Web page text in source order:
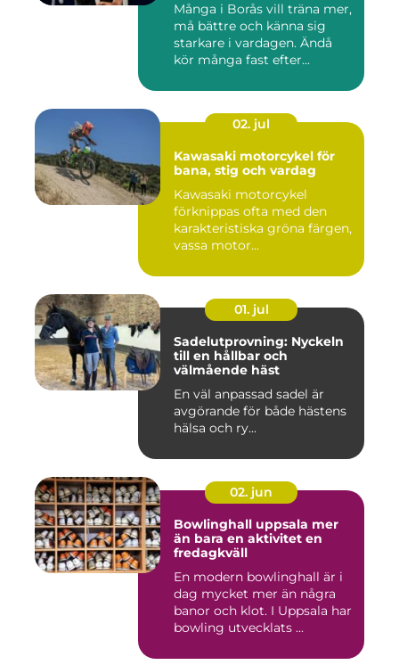
Många i Borås vill träna mer,
må bättre och känna sig
starkare i vardagen. Ändå
kör många fast efter...
02. jul
Kawasaki motorcykel för
bana, stig och vardag
Kawasaki motorcykel
förknippas ofta med den
karakteristiska gröna färgen,
vassa motor...
01. jul
Sadelutprovning: Nyckeln
till en hållbar och
välmående häst
En väl anpassad sadel är
avgörande för både hästens
hälsa och ry...
02. jun
Bowlinghall uppsala mer
än bara en aktivitet en
fredagkväll
En modern bowlinghall är i
dag mycket mer än några
banor och klot. I Uppsala har
bowling utvecklats ...